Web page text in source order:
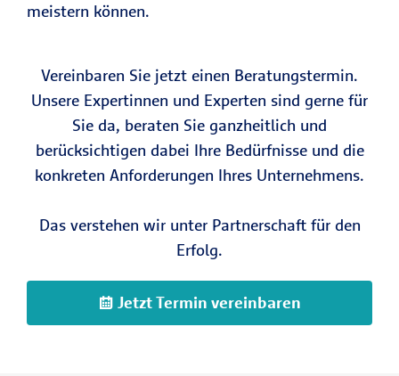
meistern können.
Vereinbaren Sie jetzt einen Beratungstermin.
Unsere Expertinnen und Experten sind gerne für
Sie da, beraten Sie ganzheitlich und
berücksichtigen dabei Ihre Bedürfnisse und die
konkreten Anforderungen Ihres Unternehmens.
Das verstehen wir unter Partnerschaft für den
Erfolg.
Jetzt Termin vereinbaren